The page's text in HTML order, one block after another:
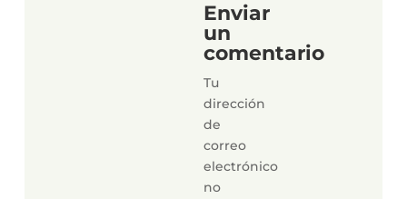
Enviar
un
comentario
Tu
dirección
de
correo
electrónico
no